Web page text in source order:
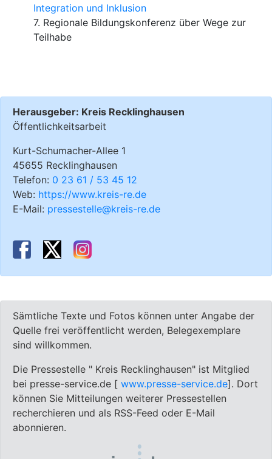
Integration und Inklusion
7. Regionale Bildungskonferenz über Wege zur
Teilhabe
Herausgeber: Kreis Recklinghausen
Öffentlichkeitsarbeit
Kurt-Schumacher-Allee 1
45655 Recklinghausen
Telefon: 0 23 61 / 53 45 12
Web: https://www.kreis-re.de
E-Mail: pressestelle@kreis-re.de
Sämtliche Texte und Fotos können unter Angabe der
Quelle frei veröffentlicht werden, Belegexemplare
sind willkommen.
Die Pressestelle " Kreis Recklinghausen" ist Mitglied
bei presse-service.de [ www.presse-service.de]. Dort
können Sie Mitteilungen weiterer Pressestellen
recherchieren und als RSS-Feed oder E-Mail
abonnieren.